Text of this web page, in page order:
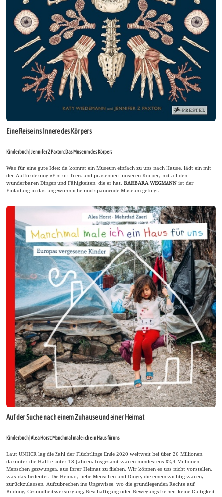
Eine Reise ins Innere des Körpers
Kinderbuch | Jennifer Z Paxton: Das Museum des Körpers
Was für eine gute Idee: da kommt ein Museum einfach zu uns nach Hause, lädt ein mit
der Aufforderung »Eintritt frei« und präsentiert unseren Körper, mit all den
wunderbaren Dingen und Fähigkeiten, die er hat.BARBARA WEGMANNist der
Einladung in das ungewöhnliche und spannende Museum gefolgt.
Auf der Suche nach einem Zuhause und einer Heimat
Kinderbuch | Alea Horst: Manchmal male ich ein Haus für uns
Laut UNHCR lag die Zahl der Flüchtlinge Ende 2020 weltweit bei über 26 Millionen,
darunter die Hälfte unter 18 Jahren. Insgesamt waren mindestens 82,4 Millionen
Menschen gezwungen, aus ihrer Heimat zu fliehen. Wir können es uns nicht vorstellen,
was das bedeutet. Die Heimat, liebe Menschen und Dinge, die einem wichtig waren,
zurückzulassen. Aufzubrechen ins Ungewisse, wo die grundlegenden Rechte auf
Bildung, Gesundheitsversorgung, Beschäftigung oder Bewegungsfreiheit keine Gültigkeit